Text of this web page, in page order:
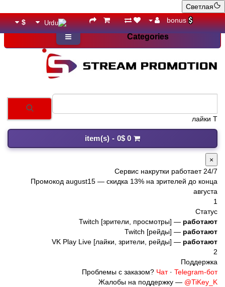
Светлая
$
bonus
лайки TikTok
0 item(s) - 0$
×
Сервис накрутки работает 24/7
Промокод august15 — скидка 13% на зрителей до конца
августа
1
Статус
Twitch [зрители, просмотры] — работают
Twitch [рейды] — работают
VK Play Live [лайки, зрители, рейды] — работают
2
Поддержка
Проблемы с заказом? Чат· Telegram-бот
Жалобы на поддержку — @TiKey_K
Categories